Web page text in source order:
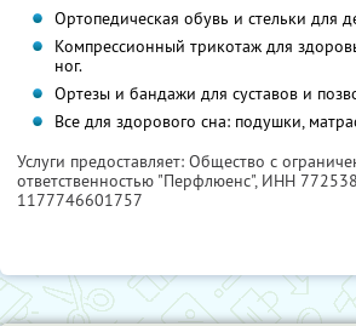
Ортопедическая обувь и стельки для
Компрессионный трикотаж для
ног.
Ортезы и бандажи для суставов и
Все для здорового сна: подушки,
Услуги предоставляет: Общество с
ответственностью "Перфлюенс", ИНН
1177746601757